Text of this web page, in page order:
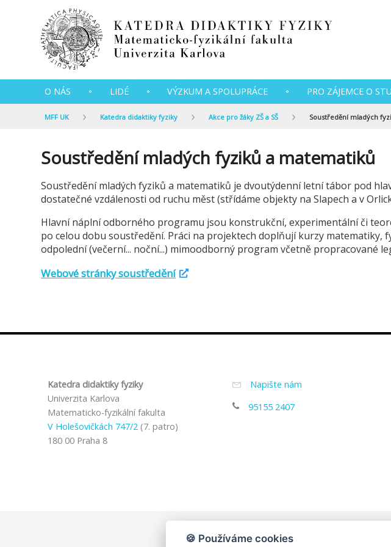
O NÁS LIDÉ VÝZKUM A SPOLUPRÁCE PRO ZÁJEMCE O
MFF UK Katedra didaktiky fyziky Akce pro žáky ZŠ a SŠ Soustředění mladých
Soustředění mladých fyziků a matematiků
Soustředění mladých fyziků a matematiků je dvoutýdenní letní tábor pod
dostatečné vzdálenosti od ruchu měst (střídáme objekty na Slapech a v
Hlavní náplní odborného programu jsou konstrukční, experimentální či
po celou dobu soustředění. Práci na projektech doplňují kurzy
odpolední (večerní... noční...) mimoodborný program včetně propracované
Webové stránky soustředění
Katedra didaktiky fyziky
Univerzita Karlova
Matematicko-fyzikální fakulta
V Holešovičkách 747/2 (7. patro)
180 00 Praha 8
Napište nám
95155 2407
🍪 Používáme cookies